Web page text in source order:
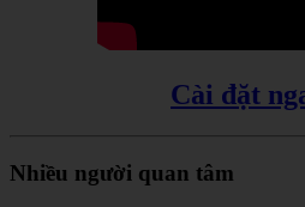
Cài đặt
Nhiều người quan tâm